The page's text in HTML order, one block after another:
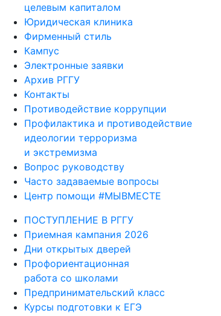
целевым капиталом
Юридическая клиника
Фирменный стиль
Кампус
Электронные заявки
Архив РГГУ
Контакты
Противодействие коррупции
Профилактика и противодействие
идеологии терроризма
и экстремизма
Вопрос руководству
Часто задаваемые вопросы
Центр помощи #МЫВМЕСТЕ
ПОСТУПЛЕНИЕ В РГГУ
Приемная кампания 2026
Дни открытых дверей
Профориентационная
работа со школами
Предпринимательский класс
Курсы подготовки к ЕГЭ